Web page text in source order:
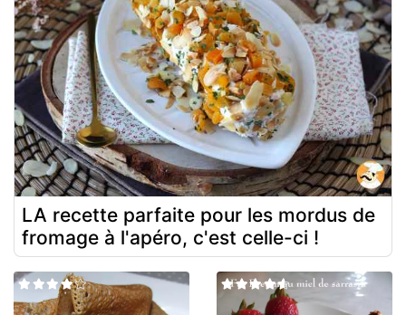
LA recette parfaite pour les mordus de
fromage à l'apéro, c'est celle-ci !